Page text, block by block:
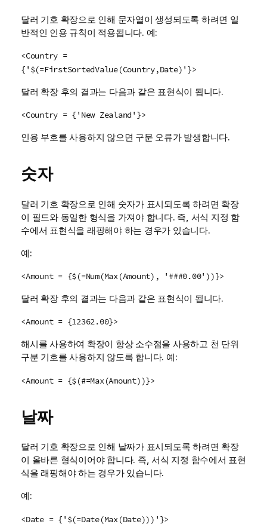
달러 기호 확장으로 인해 문자열이 생성되도록 하려면 일
반적인 인용 규칙이 적용됩니다. 예:
<Country =
{'$(=FirstSortedValue(Country,Date)'}>
달러 확장 후의 결과는 다음과 같은 표현식이 됩니다.
<Country = {'New Zealand'}>
인용 부호를 사용하지 않으면 구문 오류가 발생합니다.
숫자
달러 기호 확장으로 인해 숫자가 표시되도록 하려면 확장
이 필드와 동일한 형식을 가져야 합니다. 즉, 서식 지정 함
수에서 표현식을 래핑해야 하는 경우가 있습니다.
예:
<Amount = {$(=Num(Max(Amount), '###0.00'))}>
달러 확장 후의 결과는 다음과 같은 표현식이 됩니다.
<Amount = {12362.00}>
해시를 사용하여 확장이 항상 소수점을 사용하고 천 단위
구분 기호를 사용하지 않도록 합니다. 예:
<Amount = {$(#=Max(Amount))}>
날짜
달러 기호 확장으로 인해 날짜가 표시되도록 하려면 확장
이 올바른 형식이어야 합니다. 즉, 서식 지정 함수에서 표현
식을 래핑해야 하는 경우가 있습니다.
예:
<Date = {'$(=Date(Max(Date)))'}>